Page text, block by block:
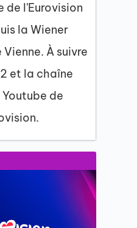
de l'Eurovision
la Wiener
À suivre
et la chaîne
de